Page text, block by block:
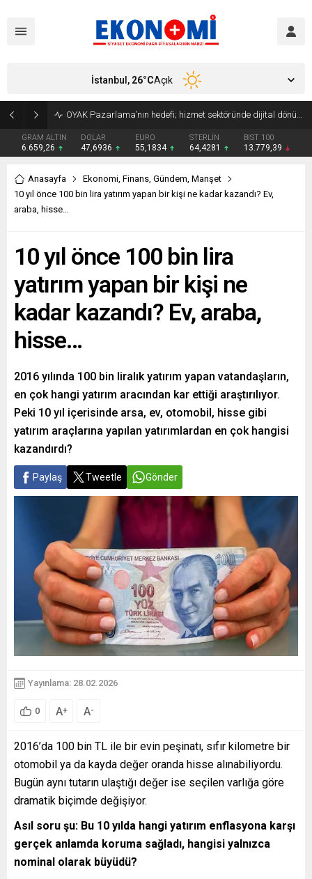
OYAK Pazarlama’nın hedefi; hizmet sektöründe dijital dönüşüme yön vermek
GRAM ALTIN
6.659,26
DOLAR
47,6936
EURO
55,1834
STERLİN
64,4281
BIST 100
13.779,39
İstanbul, 26°CAçık
Anasayfa Ekonomi, Finans, Gündem, Manşet
10 yıl önce 100 bin lira yatırım yapan bir kişi ne kadar kazandı? Ev,
araba, hisse…
10 yıl önce 100 bin lira
yatırım yapan bir kişi ne
kadar kazandı? Ev, araba,
hisse…
2016 yılında 100 bin liralık yatırım yapan vatandaşların,
en çok hangi yatırım aracından kar ettiği araştırılıyor.
Peki 10 yıl içerisinde arsa, ev, otomobil, hisse gibi
yatırım araçlarına yapılan yatırımlardan en çok hangisi
kazandırdı?
Paylaş Tweetle Gönder
Yayınlama: 28.02.2026
0 A+ A-
2016’da 100 bin TL ile bir evin peşinatı, sıfır kilometre bir
otomobil ya da kayda değer oranda hisse alınabiliyordu.
Bugün aynı tutarın ulaştığı değer ise seçilen varlığa göre
dramatik biçimde değişiyor.
Asıl soru şu: Bu 10 yılda hangi yatırım enflasyona karşı
gerçek anlamda koruma sağladı, hangisi yalnızca
nominal olarak büyüdü?